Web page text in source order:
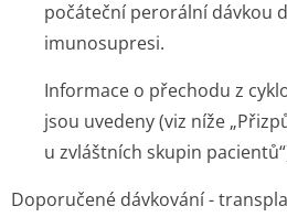
počáteční perorální dávkou
imunosupresi.
Informace o přechodu z
jsou uvedeny (viz níže
u zvláštních skupin
Doporučené dávkování -